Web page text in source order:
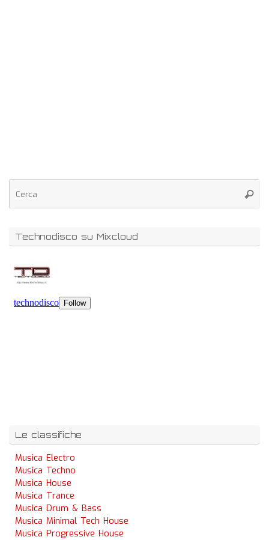
Technodisco su Mixcloud
Le classifiche
Musica Electro
Musica Techno
Musica House
Musica Trance
Musica Drum & Bass
Musica Minimal Tech House
Musica Progressive House